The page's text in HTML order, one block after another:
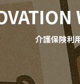
介護保険利